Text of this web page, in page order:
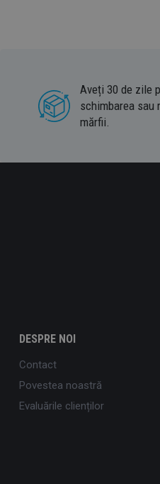
Aveți 30 de zile
schimbarea sau
mărfii.
DESPRE NOI
Contact
Povestea noastră
Evaluările clienților